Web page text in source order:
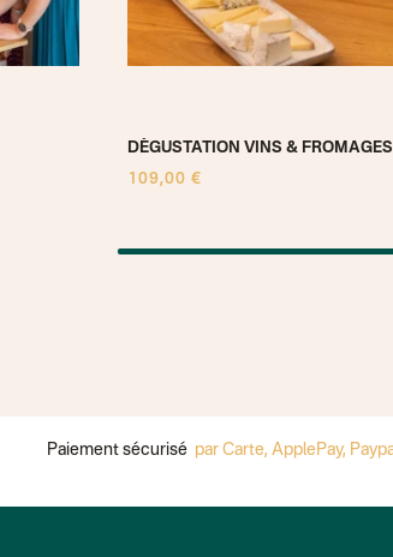
DÉGUSTATION VINS & FROMAGES
109,00 €
Paiement sécurisé par Carte, ApplePay, Paypal, Alma